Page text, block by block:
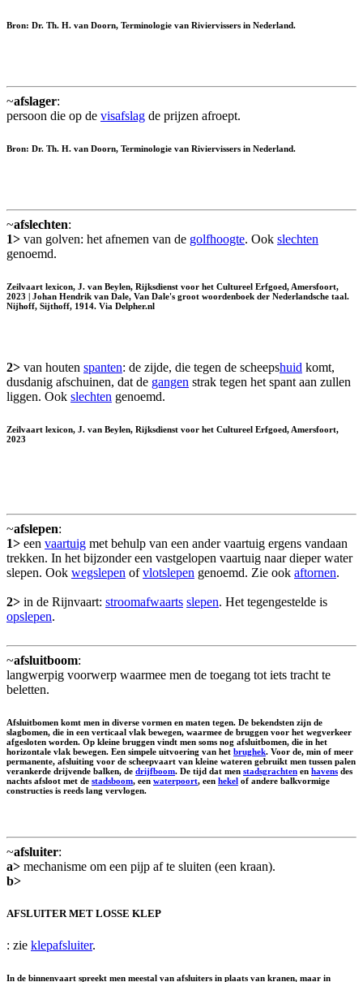
Bron: Dr. Th. H. van Doorn, Terminologie van Riviervissers in Nederland.
~afslager:
persoon die op de visafslag de prijzen afroept.
Bron: Dr. Th. H. van Doorn, Terminologie van Riviervissers in Nederland.
~afslechten:
1> van golven: het afnemen van de golfhoogte. Ook slechten
genoemd.
Zeilvaart lexicon, J. van Beylen, Rijksdienst voor het Cultureel Erfgoed, Amersfoort,
2023 | Johan Hendrik van Dale, Van Dale's groot woordenboek der Nederlandsche taal.
Nijhoff, Sijthoff, 1914. Via Delpher.nl
2> van houten spanten: de zijde, die tegen de scheepshuid komt,
dusdanig afschuinen, dat de gangen strak tegen het spant aan zullen
liggen. Ook slechten genoemd.
Zeilvaart lexicon, J. van Beylen, Rijksdienst voor het Cultureel Erfgoed, Amersfoort,
2023
~afslepen:
1> een vaartuig met behulp van een ander vaartuig ergens vandaan
trekken. In het bijzonder een vastgelopen vaartuig naar dieper water
slepen. Ook wegslepen ofvlotslepen genoemd. Zie ook aftornen.
2> in de Rijnvaart: stroomafwaarts slepen. Het tegengestelde is
opslepen.
~afsluitboom:
langwerpig voorwerp waarmee men de toegang tot iets tracht te
beletten.
Afsluitbomen komt men in diverse vormen en maten tegen. De bekendsten zijn de
slagbomen, die in een verticaal vlak bewegen, waarmee de bruggen voor het wegverkeer
afgesloten worden. Op kleine bruggen vindt men soms nog afsluitbomen, die in het
horizontale vlak bewegen. Een simpele uitvoering van het brughek. Voor de, min of meer
permanente, afsluiting voor de scheepvaart van kleine wateren gebruikt men tussen palen
verankerde drijvende balken, de drijfboom. De tijd dat men stadsgrachten en havens des
nachts afsloot met de stadsboom, een waterpoort, een hekel of andere balkvormige
constructies is reeds lang vervlogen.
~afsluiter:
a> mechanisme om een pijp af te sluiten (een kraan).
b>
AFSLUITER MET LOSSE KLEP
: zie klepafsluiter.
In de binnenvaart spreekt men meestal van afsluiters in plaats van kranen, maar in